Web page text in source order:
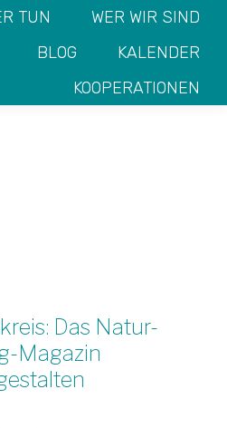
TUN
WER WIR SIND
BLOG
KALENDER
KOOPERATIONEN
Das Natur-
Magazin